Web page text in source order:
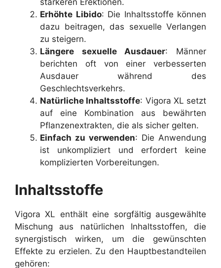
stärkeren Erektionen.
Erhöhte Libido: Die Inhaltsstoffe können
dazu beitragen, das sexuelle Verlangen
zu steigern.
Längere sexuelle Ausdauer: Männer
berichten oft von einer verbesserten
Ausdauer während des
Geschlechtsverkehrs.
Natürliche Inhaltsstoffe: Vigora XL setzt
auf eine Kombination aus bewährten
Pflanzenextrakten, die als sicher gelten.
Einfach zu verwenden: Die Anwendung
ist unkompliziert und erfordert keine
komplizierten Vorbereitungen.
Inhaltsstoffe
Vigora XL enthält eine sorgfältig ausgewählte
Mischung aus natürlichen Inhaltsstoffen, die
synergistisch wirken, um die gewünschten
Effekte zu erzielen. Zu den Hauptbestandteilen
gehören: